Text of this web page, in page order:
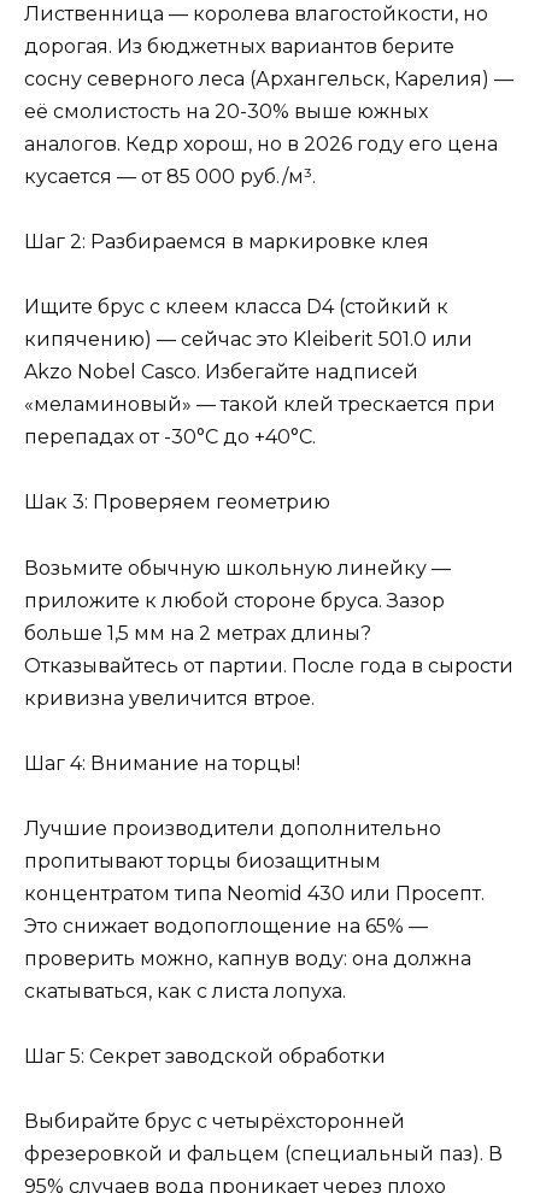
Лиственница — королева влагостойкости, но
дорогая. Из бюджетных вариантов берите
сосну северного леса (Архангельск, Карелия) —
её смолистость на 20-30% выше южных
аналогов. Кедр хорош, но в 2026 году его цена
кусается — от 85 000 руб./м³.
Шаг 2: Разбираемся в маркировке клея
Ищите брус с клеем класса D4 (стойкий к
кипячению) — сейчас это Kleiberit 501.0 или
Akzo Nobel Casco. Избегайте надписей
«меламиновый» — такой клей трескается при
перепадах от -30°C до +40°C.
Шак 3: Проверяем геометрию
Возьмите обычную школьную линейку —
приложите к любой стороне бруса. Зазор
больше 1,5 мм на 2 метрах длины?
Отказывайтесь от партии. После года в сырости
кривизна увеличится втрое.
Шаг 4: Внимание на торцы!
Лучшие производители дополнительно
пропитывают торцы биозащитным
концентратом типа Neomid 430 или Просепт.
Это снижает водопоглощение на 65% —
проверить можно, капнув воду: она должна
скатываться, как с листа лопуха.
Шаг 5: Секрет заводской обработки
Выбирайте брус с четырёхсторонней
фрезеровкой и фальцем (специальный паз). В
95% случаев вода проникает через плохо